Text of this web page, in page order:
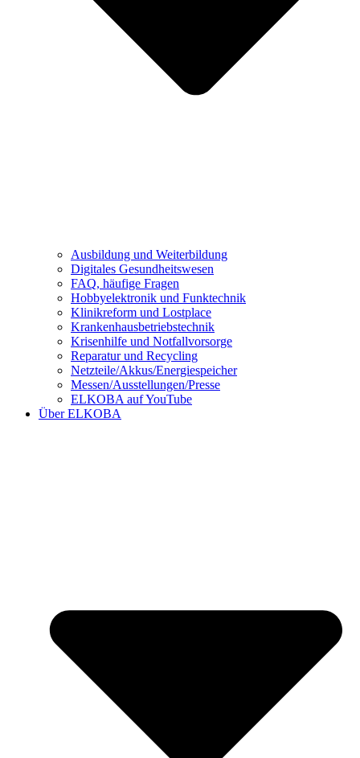
Ausbildung und Weiterbildung
Digitales Gesundheitswesen
FAQ, häufige Fragen
Hobbyelektronik und Funktechnik
Klinikreform und Lostplace
Krankenhausbetriebstechnik
Krisenhilfe und Notfallvorsorge
Reparatur und Recycling
Netzteile/Akkus/Energiespeicher
Messen/Ausstellungen/Presse
ELKOBA auf YouTube
Über ELKOBA